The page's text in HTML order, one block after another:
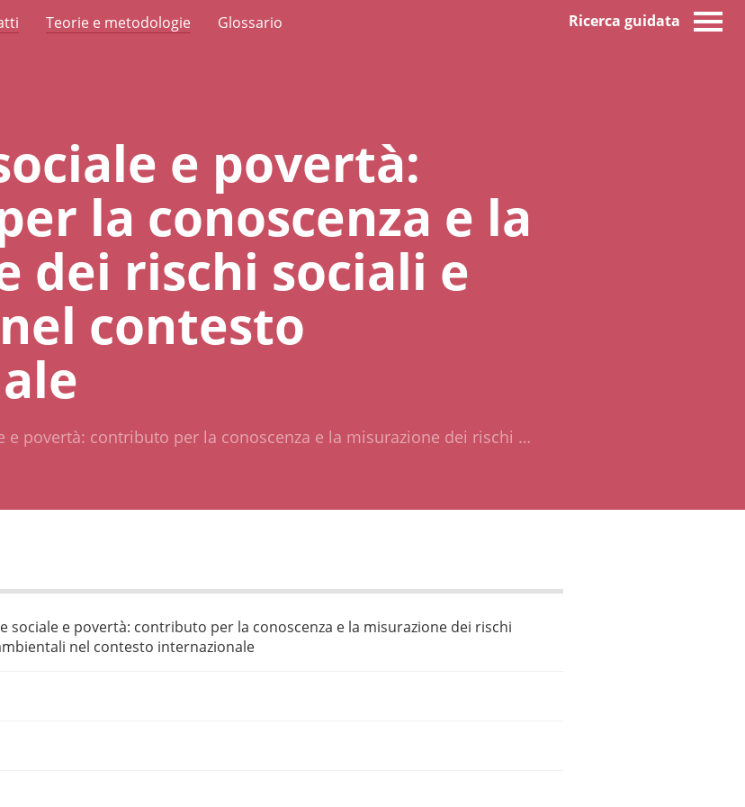
Teorie e metodologie Glossario Ricerca guidata
e povertà:
la conoscenza e la
dei rischi sociali e
contesto
e povertà: contributo per la conoscenza e la misurazione dei rischi …
sociale e povertà: contributo per la conoscenza e la misurazione dei rischi
nel contesto internazionale